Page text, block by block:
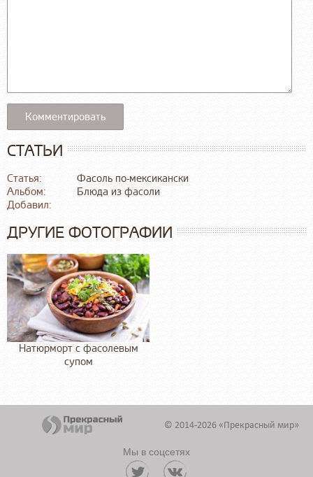
СТАТЬИ
Статья:
Фасоль по-мексикански
Альбом:
Блюда из фасоли
Добавил:
ДРУГИЕ ФОТОГРАФИИ
Натюрморт с фасолевым
супом
© 2014-2026 «Прекрасный мир»
Мы в соцсетях